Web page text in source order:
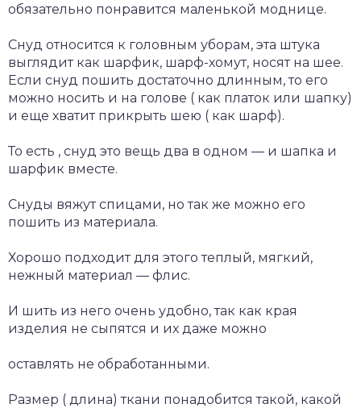
обязательно понравится маленькой моднице.
Снуд относится к головным уборам, эта штука
выглядит как шарфик, шарф-хомут, носят на шее.
Если снуд пошить достаточно длинным, то его
можно носить и на голове ( как платок или шапку)
и еще хватит прикрыть шею ( как шарф).
То есть , снуд это вещь два в одном — и шапка и
шарфик вместе.
Снуды вяжут спицами, но так же можно его
пошить из материала.
Хорошо подходит для этого теплый, мягкий,
нежный материал — флис.
И шить из него очень удобно, так как края
изделия не сыпятся и их даже можно
оставлять не обработанными.
Размер ( длина) ткани понадобится такой, какой